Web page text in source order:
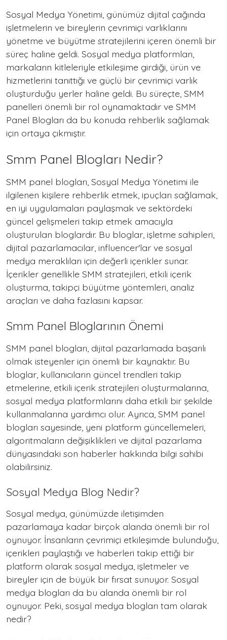
Sosyal Medya Yönetimi, günümüz dijital çağında
işletmelerin ve bireylerin çevrimiçi varlıklarını
yönetme ve büyütme stratejilerini içeren önemli bir
süreç haline geldi. Sosyal medya platformları,
markaların kitleleriyle etkileşime girdiği, ürün ve
hizmetlerini tanıttığı ve güçlü bir çevrimiçi varlık
oluşturduğu yerler haline geldi. Bu süreçte, SMM
panelleri önemli bir rol oynamaktadır ve SMM
Panel Blogları da bu konuda rehberlik sağlamak
için ortaya çıkmıştır.
Smm Panel Blogları Nedir?
SMM panel blogları, Sosyal Medya Yönetimi ile
ilgilenen kişilere rehberlik etmek, ipuçları sağlamak,
en iyi uygulamaları paylaşmak ve sektördeki
güncel gelişmeleri takip etmek amacıyla
oluşturulan bloglardır. Bu bloglar, işletme sahipleri,
dijital pazarlamacılar, influencer'lar ve sosyal
medya meraklıları için değerli içerikler sunar.
İçerikler genellikle SMM stratejileri, etkili içerik
oluşturma, takipçi büyütme yöntemleri, analiz
araçları ve daha fazlasını kapsar.
Smm Panel Bloglarının Önemi
SMM panel blogları, dijital pazarlamada başarılı
olmak isteyenler için önemli bir kaynaktır. Bu
bloglar, kullanıcıların güncel trendleri takip
etmelerine, etkili içerik stratejileri oluşturmalarına,
sosyal medya platformlarını daha etkili bir şekilde
kullanmalarına yardımcı olur. Ayrıca, SMM panel
blogları sayesinde, yeni platform güncellemeleri,
algoritmaların değişiklikleri ve dijital pazarlama
dünyasındaki son haberler hakkında bilgi sahibi
olabilirsiniz.
Sosyal Medya Blog Nedir?
Sosyal medya, günümüzde iletişimden
pazarlamaya kadar birçok alanda önemli bir rol
oynuyor. İnsanların çevrimiçi etkileşimde bulunduğu,
içerikleri paylaştığı ve haberleri takip ettiği bir
platform olarak sosyal medya, işletmeler ve
bireyler için de büyük bir fırsat sunuyor. Sosyal
medya blogları da bu alanda önemli bir rol
oynuyor. Peki, sosyal medya blogları tam olarak
nedir?